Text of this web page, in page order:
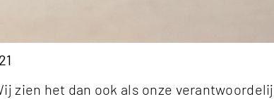
zien het dan ook als onze